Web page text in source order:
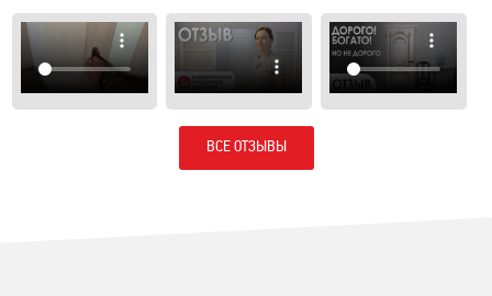
ВСЕ ОТЗЫВЫ